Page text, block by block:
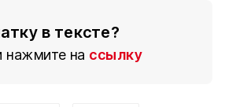
в тексте?
нажмите на ссылку